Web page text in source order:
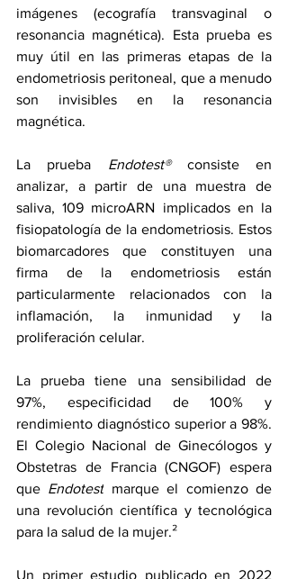
imágenes (ecografía transvaginal o
resonancia magnética). Esta prueba es
muy útil en las primeras etapas de la
endometriosis peritoneal, que a menudo
son invisibles en la resonancia
magnética.
La prueba Endotest® consiste en
analizar, a partir de una muestra de
saliva, 109 microARN implicados en la
fisiopatología de la endometriosis. Estos
biomarcadores que constituyen una
firma de la endometriosis están
particularmente relacionados con la
inflamación, la inmunidad y la
proliferación celular.
La prueba tiene una sensibilidad de
97%, especificidad de 100% y
rendimiento diagnóstico superior a 98%.
El Colegio Nacional de Ginecólogos y
Obstetras de Francia (CNGOF) espera
que Endotest marque el comienzo de
una revolución científica y tecnológica
para la salud de la mujer.²
Un primer estudio publicado en 2022